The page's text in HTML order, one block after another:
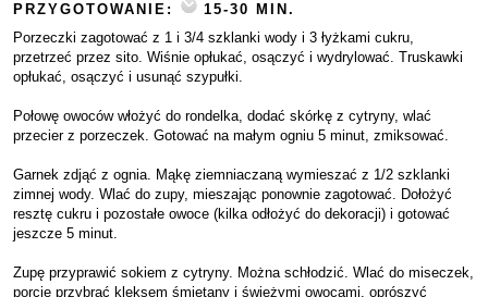
PRZYGOTOWANIE:
15-30 MIN.
Porzeczki zagotować z 1 i 3/4 szklanki wody i 3 łyżkami cukru,
przetrzeć przez sito. Wiśnie opłukać, osączyć i wydrylować. Truskawki
opłukać, osączyć i usunąć szypułki.
Połowę owoców włożyć do rondelka, dodać skórkę z cytryny, wlać
przecier z porzeczek. Gotować na małym ogniu 5 minut, zmiksować.
Garnek zdjąć z ognia. Mąkę ziemniaczaną wymieszać z 1/2 szklanki
zimnej wody. Wlać do zupy, mieszając ponownie zagotować. Dołożyć
resztę cukru i pozostałe owoce (kilka odłożyć do dekoracji) i gotować
jeszcze 5 minut.
Zupę przyprawić sokiem z cytryny. Można schłodzić. Wlać do miseczek,
porcje przybrać kleksem śmietany i świeżymi owocami, oprószyć